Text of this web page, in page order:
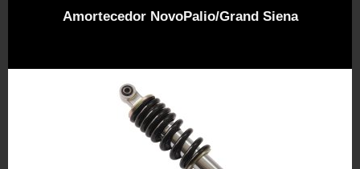
Amortecedor NovoPalio/Grand Siena